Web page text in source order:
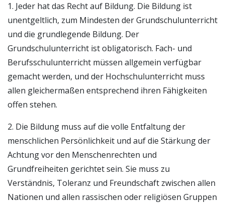
1. Jeder hat das Recht auf Bildung. Die Bildung ist
unentgeltlich, zum Mindesten der Grundschulunterricht
und die grundlegende Bildung. Der
Grundschulunterricht ist obligatorisch. Fach- und
Berufsschulunterricht müssen allgemein verfügbar
gemacht werden, und der Hochschulunterricht muss
allen gleichermaßen entsprechend ihren Fähigkeiten
offen stehen.
2. Die Bildung muss auf die volle Entfaltung der
menschlichen Persönlichkeit und auf die Stärkung der
Achtung vor den Menschenrechten und
Grundfreiheiten gerichtet sein. Sie muss zu
Verständnis, Toleranz und Freundschaft zwischen allen
Nationen und allen rassischen oder religiösen Gruppen